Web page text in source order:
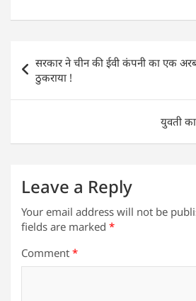
at
s
A
p
c
e
b
o
k
itt
er
k
e
dI
n
ai
l
navigation
सरकार ने चीन की ईवी कंपनी का एक अरब
ठुकराया !
युवती
Leave a Reply
Your email address will not be
fields are marked *
Comment *